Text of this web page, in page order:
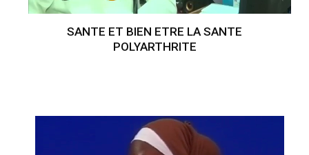
SANTE ET BIEN ETRE LA SANTE
POLYARTHRITE